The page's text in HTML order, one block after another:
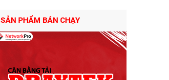
SẢN PHẨM BÁN CHẠY